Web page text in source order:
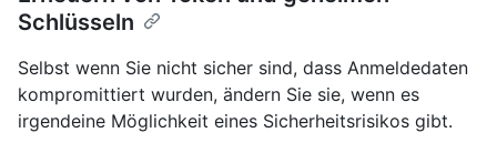
Schlüsseln
Selbst wenn Sie nicht sicher sind, dass Anmeldedaten
kompromittiert wurden, ändern Sie sie, wenn es
irgendeine Möglichkeit eines Sicherheitsrisikos gibt.